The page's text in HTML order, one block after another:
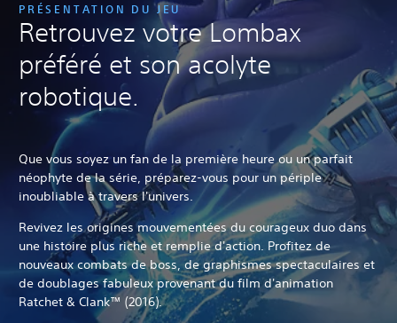
PRÉSENTATION DU JEU
Retrouvez votre Lombax
préféré et son acolyte
robotique.
Que vous soyez un fan de la première heure ou un parfait
néophyte de la série, préparez-vous pour un périple
inoubliable à travers l'univers.
Revivez les origines mouvementées du courageux duo dans
une histoire plus riche et remplie d'action. Profitez de
nouveaux combats de boss, de graphismes spectaculaires et
de doublages fabuleux provenant du film d'animation
Ratchet & Clank™ (2016).